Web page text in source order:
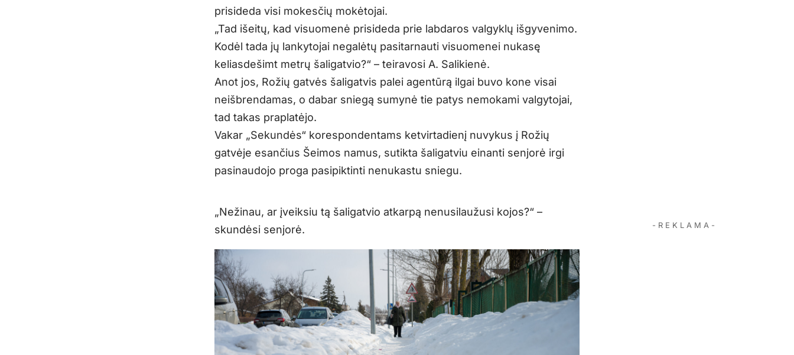
prisideda visi mokesčių mokėtojai.
„Tad išeitų, kad visuomenė prisideda prie labdaros valgyklų išgyvenimo.
Kodėl tada jų lankytojai negalėtų pasitarnauti visuomenei nukasę
keliasdešimt metrų šaligatvio?“ – teiravosi A. Salikienė.
Anot jos, Rožių gatvės šaligatvis palei agentūrą ilgai buvo kone visai
neišbrendamas, o dabar sniegą sumynė tie patys nemokami valgytojai,
tad takas praplatėjo.
Vakar „Sekundės“ korespondentams ketvirtadienį nuvykus į Rožių
gatvėje esančius Šeimos namus, sutikta šaligatviu einanti senjorė irgi
pasinaudojo proga pasipiktinti nenukastu sniegu.
„Nežinau, ar įveiksiu tą šaligatvio atkarpą nenusilaužusi kojos?“ –
skundėsi senjorė.
- R E K L A M A -